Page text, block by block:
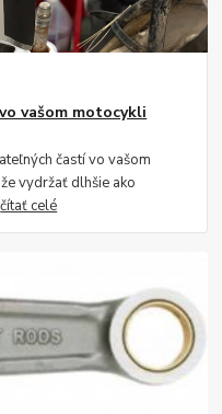
vašom motocykli
častí vo vašom
vydržať dlhšie ako
čítať celé